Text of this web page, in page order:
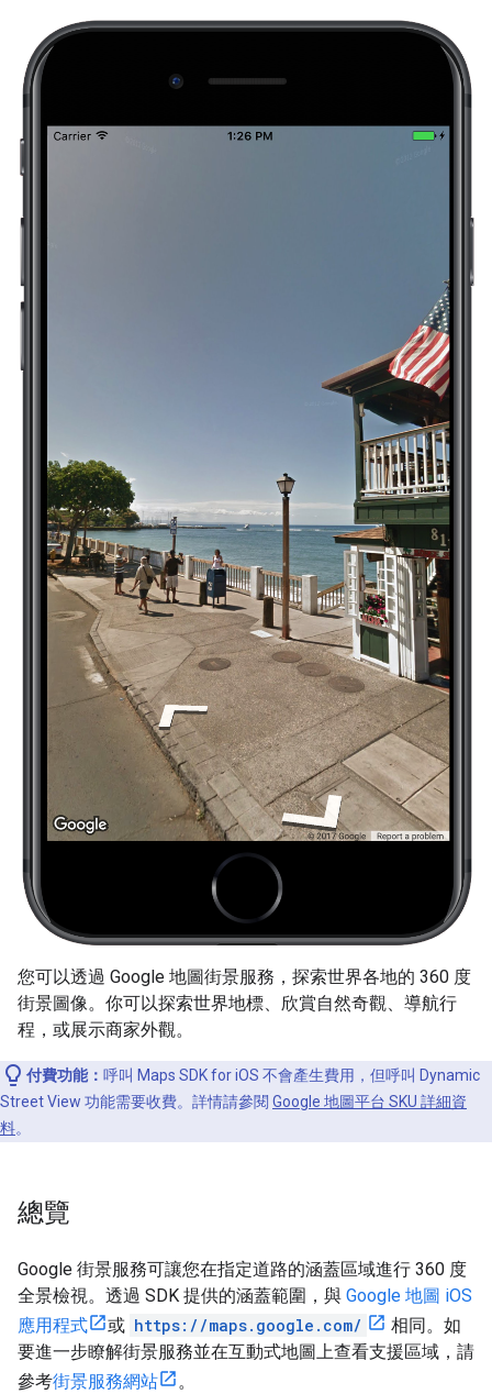
您可以透過 Google 地圖街景服務，探索世界各地的 360 度
街景圖像。你可以探索世界地標、欣賞自然奇觀、導航行
程，或展示商家外觀。
付費功能： 呼叫 Maps SDK for iOS 不會產生費用，但呼叫 Dynamic
Street View 功能需要收費。詳情請參閱 Google 地圖平台 SKU 詳細資
料。
總覽
Google 街景服務可讓您在指定道路的涵蓋區域進行 360 度
全景檢視。透過 SDK 提供的涵蓋範圍，與 Google 地圖 iOS
應用程式
或 https://maps.google.com/
相同。如
要進一步瞭解街景服務並在互動式地圖上查看支援區域，請
參考街景服務網站 。